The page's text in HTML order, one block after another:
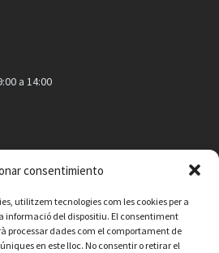
consentimiento
utilitzem tecnologies com les cookies per a
del dispositiu. El consentiment
processar dades com el comportament de
en este lloc. No consentir o retirar el
a 14:00
aquí